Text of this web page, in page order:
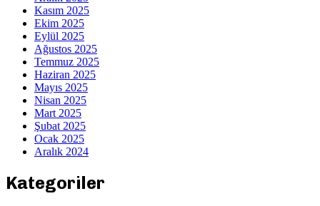
Kasım 2025
Ekim 2025
Eylül 2025
Ağustos 2025
Temmuz 2025
Haziran 2025
Mayıs 2025
Nisan 2025
Mart 2025
Şubat 2025
Ocak 2025
Aralık 2024
Kategoriler